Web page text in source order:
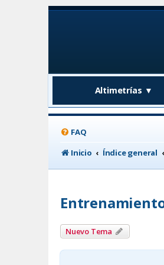
Altimetrías ▼
FAQ
Inicio
Índice general
Nuevo Tema